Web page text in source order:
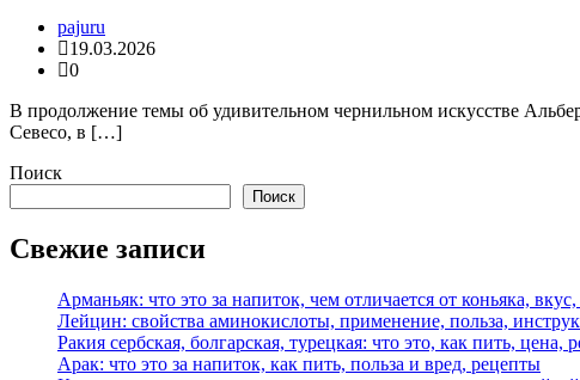
pajuru
19.03.2026
0
В продолжение темы об удивительном чернильном искусстве
Севесо, в […]
Поиск
Поиск
Свежие записи
Арманьяк: что это за напиток, чем отличается от коньяка,
Лейцин: свойства аминокислоты, применение, польза,
Ракия сербская, болгарская, турецкая: что это, как пить, цена,
Арак: что это за напиток, как пить, польза и вред, рецепты